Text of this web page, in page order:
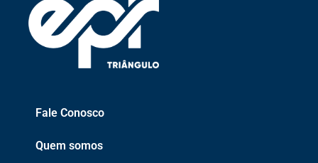
Fale Conosco
Quem somos